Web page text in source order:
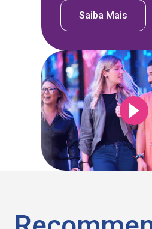
Saiba Mais